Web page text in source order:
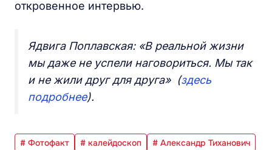
откровенное интервью.
Ядвига Поплавская: «В реальной жизни
мы даже не успели наговориться. Мы так
и не жили друг для друга» (здесь
подробнее).
# Фотофакт # калейдоскоп
# Александр Тиханович